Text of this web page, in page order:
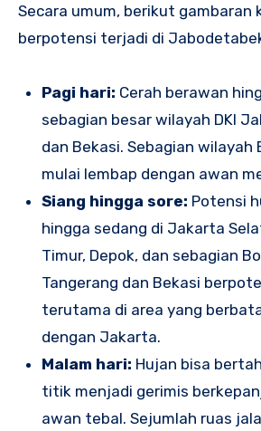
Secara umum, berikut gambaran
berpotensi terjadi di
Pagi hari: Cerah berawan
sebagian besar wilayah DKI
dan Bekasi. Sebagian wilayah
mulai lembap dengan awan
Siang hingga sore: Potensi
hingga sedang di Jakarta
Timur, Depok, dan sebagian
Tangerang dan Bekasi
terutama di area yang
dengan Jakarta.
Malam hari: Hujan bisa
titik menjadi gerimis
awan tebal. Sejumlah ruas